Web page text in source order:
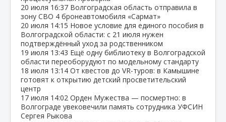
20 июля 16:37 Волгоградская область отправила в
зону СВО 4 бронеавтомобиля «Сармат»
20 июля 14:15 Новое условие для единого пособия в
Волгоградской области: с 21 июля нужен
подтверждённый уход за родственником
19 июля 13:43 Ещё одну библиотеку в Волгоградской
области переоборудуют по модельному стандарту
18 июля 13:14 От квестов до VR‑туров: в Камышине
готовят к открытию детский просветительский
центр
17 июля 14:02 Орден Мужества — посмертно: в
Волгограде увековечили память сотрудника УФСИН
Сергея Рыкова